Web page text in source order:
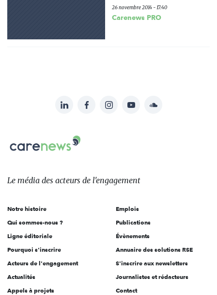
26 novembre 2014 - 17:40
Carenews PRO
sur:
LinkedInFacebookInstagramYouTubeSoundcloud
Carenews,
Le
des
l'engagement
Le média des acteurs de l'engagement
Notre histoire
Qui sommes-nous ?
Ligne éditoriale
Pourquoi s'inscrire
Acteurs de l'engagement
Actualités
Appels à projets
Emplois
Publications
Évènements
Annuaire des solutions RSE
S'inscrire aux newsletters
Journalistes et rédacteurs
Contact